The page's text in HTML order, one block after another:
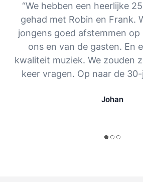
“We hebben een heerlijke
gehad met Robin en Frank.
jongens goed afstemmen op
ons en van de gasten. En
kwaliteit muziek. We zouden
keer vragen. Op naar de
Johan